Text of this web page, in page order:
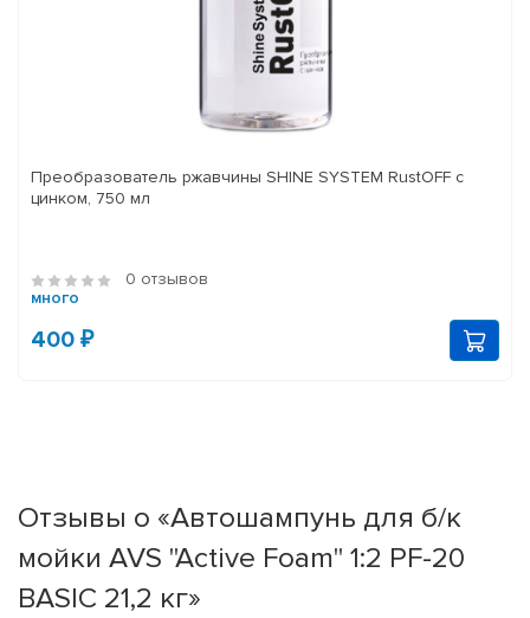
Преобразователь ржавчины SHINE SYSTEM RustOFF с
цинком, 750 мл
0 отзывов
много
400 ₽
Отзывы о «Автошампунь для б/к
мойки AVS "Active Foam" 1:2 PF-20
BASIC 21,2 кг»